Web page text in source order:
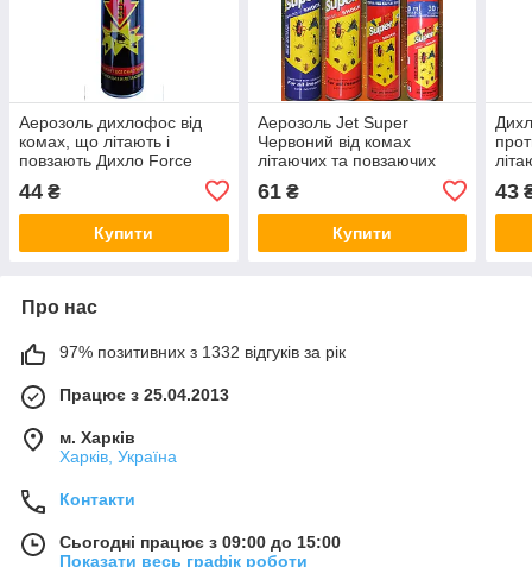
Аерозоль дихлофос від
комах, що літають і
повзають Дихло Force
44 ₴
Купити
Аерозоль Jet Super
Червоний від комах
літаючих та повзаючих
61₴
Купити
43
Про нас
97% позитивних з 1332 відгуків за рік
Працює з 25.04.2013
м. Харків
Харків, Україна
Контакти
Сьогодні працює з 09:00 до 15:00
Показати весь графік роботи